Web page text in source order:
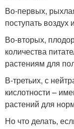
Во-первых,
поступать воздух
Во-вторых,
количества
растениям для
В-третьих, с
кислотности –
растений для
Но что делать,